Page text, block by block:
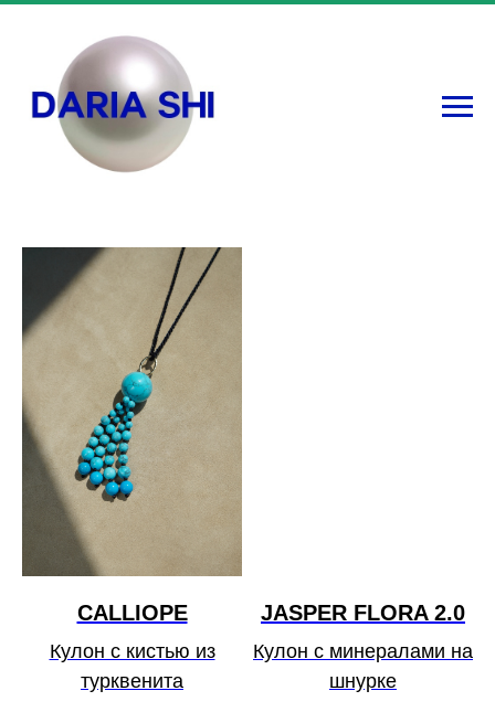
CALLIOPE
Кулон с кистью из
турквенита
JASPER FLORA 2.0
Кулон с минералами на
шнурке